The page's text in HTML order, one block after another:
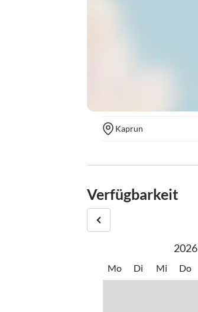
Kaprun
Verfügbarkeit
2026
Mo Di Mi Do